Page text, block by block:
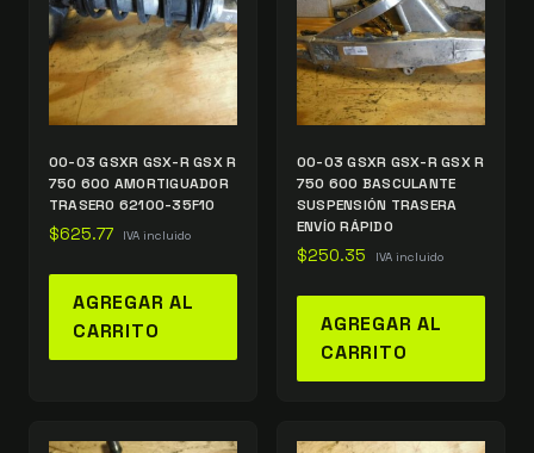
00-03 GSXR GSX-R GSX R
750 600 AMORTIGUADOR
TRASERO 62100-35F10
$625.77 IVA incluido
AGREGAR AL
CARRITO
00-03 GSXR GSX-R GSX R
750 600 BASCULANTE
SUSPENSIÓN TRASERA
ENVÍO RÁPIDO
$250.35 IVA incluido
AGREGAR AL
CARRITO